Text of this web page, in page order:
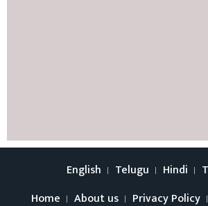
English Telugu Hindi
Home
About us Privacy Policy